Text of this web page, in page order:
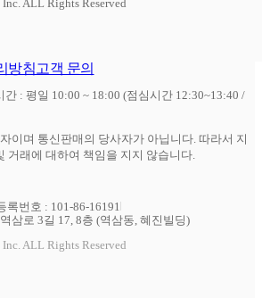
ALL Rights Reserved
방침고객 문의
: 평일 10:00 ~ 18:00 (점심시간 12:30~13:40 /
이며 통신판매의 당사자가 아닙니다. 따라서 지
거래에 대하여 책임을 지지 않습니다.
록번호 : 101-86-16191
삼로 3길 17, 8층 (역삼동, 혜진빌딩)
ALL Rights Reserved